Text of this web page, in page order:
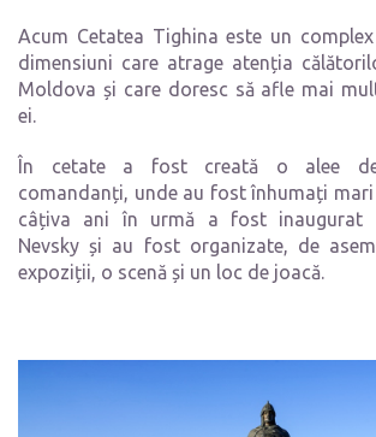
Acum Cetatea Tighina este un
dimensiuni care atrage atenția
Moldova și care doresc să afle mai
ei.
În cetate a fost creată o alee
comandanți, unde au fost înhumați
câțiva ani în urmă a fost inaugurat
Nevsky și au fost organizate, de
expoziții, o scenă și un loc de joacă.